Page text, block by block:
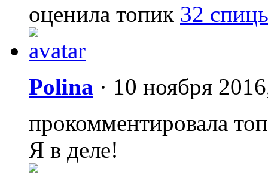
оценила топик 32
Polina · 10 ноября
прокомментировала
Я в деле!